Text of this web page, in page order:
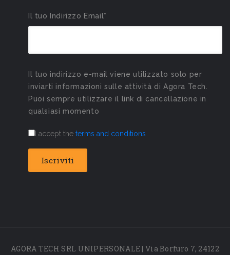
Il tuo Indirizzo Email*
Il tuo indirizzo e-mail viene utilizzato solo per
inviarti informazioni sulle attività di Agora Tech.
Puoi sempre utilizzare il link di cancellazione in
qualsiasi momento
I accept the terms and conditions
AGORA TECH SRL UNIPERSONALE | Via Borfuro 7, 24122